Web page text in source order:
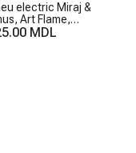
electric Miraj &
Art Flame,
mm,
3 culori ale
5 niveluri ale
MDL